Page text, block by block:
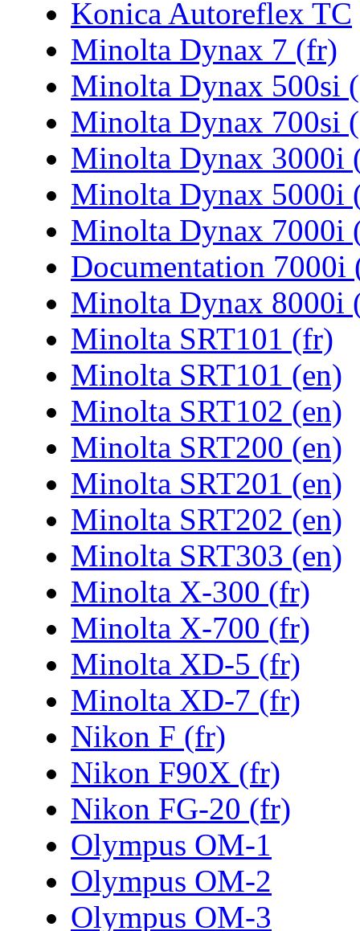
Konica Autoreflex TC
Minolta Dynax 7 (fr)
Minolta Dynax 500si
Minolta Dynax 700si
Minolta Dynax 3000i
Minolta Dynax 5000i
Minolta Dynax 7000i
Documentation 7000i
Minolta Dynax 8000i
Minolta SRT101 (fr)
Minolta SRT101 (en)
Minolta SRT102 (en)
Minolta SRT200 (en)
Minolta SRT201 (en)
Minolta SRT202 (en)
Minolta SRT303 (en)
Minolta X-300 (fr)
Minolta X-700 (fr)
Minolta XD-5 (fr)
Minolta XD-7 (fr)
Nikon F (fr)
Nikon F90X (fr)
Nikon FG-20 (fr)
Olympus OM-1
Olympus OM-2
Olympus OM-3